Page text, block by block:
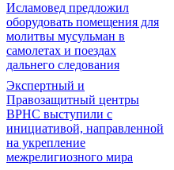
Исламовед предложил
оборудовать помещения для
молитвы мусульман в
самолетах и поездах
дальнего следования
Экспертный и
Правозащитный центры
ВРНС выступили с
инициативой, направленной
на укрепление
межрелигиозного мира